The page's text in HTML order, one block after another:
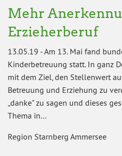
Mehr
Erzieherberuf
13.05.19 -Am 13. Mai fand
Kinderbetreuung statt. In ganz
mit dem Ziel, den Stellenwert
Betreuung und Erziehung zu
„danke" zu sagen und dieses
Thema in…
Region Starnberg Ammersee